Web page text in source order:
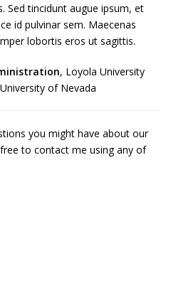
Sed tincidunt augue ipsum, et
id pulvinar sem. Maecenas
lobortis eros ut sagittis.
, Loyola University
of Nevada
you might have about our
to contact me using any of